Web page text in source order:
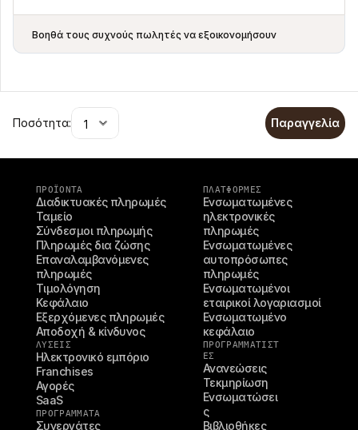
Βοηθά τους συχνούς πωλητές να εξοικονομήσουν
Ποσότητα: Παραγγελία
ΠΡΟΪΌΝΤΑ
Διαδικτυακές πληρωμές
Ταμείο
Σύνδεσμοι πληρωμής
Πληρωμές δια ζώσης
Επαναλαμβανόμενες
πληρωμές
Τιμολόγηση
Κεφάλαιο
Εξερχόμενες πληρωμές
Αποδοχή & κίνδυνος
ΛΥΣΕΙΣ
Ηλεκτρονικό εμπόριο
Franchises
Αγορές
SaaS
ΠΡΟΓΡΑΜΜΑΤΑ
Συνεργάτες
ΠΛΑΤΦΟΡΜΕΣ
Ενσωματωμένες
ηλεκτρονικές
πληρωμές
Ενσωματωμένες
αυτοπρόσωπες
πληρωμές
Ενσωματωμένοι
εταιρικοί λογαριασμοί
Ενσωματωμένο
κεφάλαιο
ΠΡΟΓΡΑΜΜΑΤΙΣΤ
ΈΣ
Ανανεώσεις
Τεκμηρίωση
Ενσωματώσει
ς
Βιβλιοθήκες